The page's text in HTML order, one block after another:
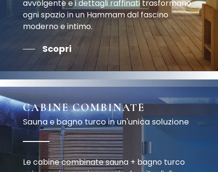
avvolgente e i dettagli raffinati trasformano
ogni spazio in un Hammam dal fascino
moderno e intimo.
Scopri
CABINE COMBINATE
Sauna e bagno turco in un'unica soluzione
Le cabine combinate sauna + bagno turco